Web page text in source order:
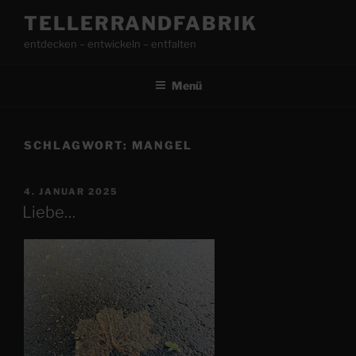
Inhalt
springen
TELLERRANDFABRIK
entdecken – entwickeln – entfalten
Menü
SCHLAGWORT: MANGEL
VERÖFFENTLICHT
AM
4. JANUAR 2025
Liebe…